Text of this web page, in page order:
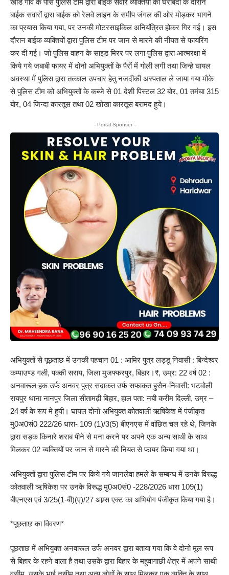
खांड गांव के पास पुलिस टीम द्वारा बाईक सवार व्यक्तियों की घेराबंदी के दौरान
बाईक सवारों द्वारा बाईक को रेलवे लाइन के समीप जंगल की ओर मोड़कर भागने
का प्रयास किया गया, पर उनकी मोटरसाइकिल अनियंत्रित होकर गिर गई। इस
दौरान बाईक व्यक्तियों द्वारा पुलिस टीम पर जान से मारने की नीयत से फायरिंग
कर दी गई। जो पुलिस वाहन के साइड मिरर पर लगा पुलिस द्वारा आत्मरक्षा में
किये गये जबाबी फायर में दोनो अभियुक्तों के पैरों में गोली लगी तथा जिन्हे घायल
अवस्था में पुलिस द्वारा तत्काल उपचार हेतु नजदीकी अस्पताल ले जाया गया मौके
से पुलिस टीम को अभियुक्तों के कब्जे से 01 देशी पिस्टल 32 बोर, 01 तमंचा 315
बोर, 04 जिन्दा कारतूस तथा 02 खोखा कारतूस बरामद हुये।
- Portal Sponser -
अभियुक्तों से पूछताछ में उनकी पहचान 01 : आमिर पुत्र लड्डू निवासी : बिन्देश्वर
कम्पाउण्ड गली, पक्की सराय, जिला मुजफ्फरपुर, बिहार।₹, उम्र: 22 वर्ष 02 :
अनवारूल हक उर्फ अनवर पुत्र सदाकत उर्फ सफाकत हुसैन-निवासी: भटवोली
रायपुर थाना नानपुर जिला सीतामढ़ी बिहार, हाल पता: नबी करीम दिल्ली, उम्र –
24 वर्ष के रूप मे हुयी। घायल दोनो अभियुक्त कोतवाली ऋषिकेश में पंजीकृत
मु0अ0सं0 222/26 धारा- 109 (1)/3(5) बीएनएस में वांछित चल रहे थे, जिनके
द्वारा सड़क किनारे शराब पीने से मना करने पर अपने एक अन्य साथी के साथ
मिलकर 02 व्यक्तियों पर जान से मारने की नियत से फायर किया गया था।
अभियुक्तों द्वारा पुलिस टीम पर किये गये जानलेवा हमले के सम्बन्ध में उनके विरूद्ध
कोतवाली ऋषिकेश पर उनके विरूद्ध मु0अ0सं0 -228/2026 धारा 109(1)
बीएनएस एवं 3/25(1-बी)(ए)/27 आम्र्स एक्ट का अभियोग पंजीकृत किया गया है।
*पूछताछ का विवरण*
पूछताछ में अभियुक्त अनवारूल उर्फ अनवर द्वारा बताया गया कि वे दोनो मूल रूप
से बिहार के रहने वाला है तथा उसके द्वारा बिहार के महुवागाछी क्षेत्र में अपने साथी